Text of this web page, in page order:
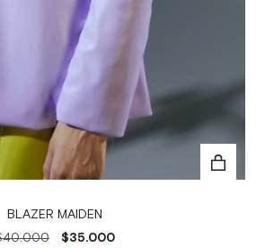
BLAZER MAIDEN
$35.000